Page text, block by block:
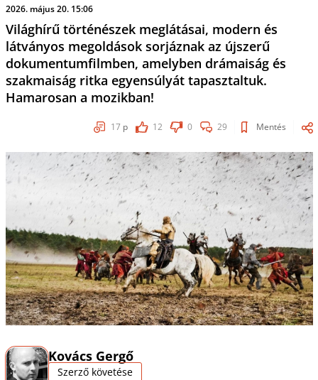
2026. május 20. 15:06
Világhírű történészek meglátásai, modern és
látványos megoldások sorjáznak az újszerű
dokumentumfilmben, amelyben drámaiság és
szakmaiság ritka egyensúlyát tapasztaltuk.
Hamarosan a mozikban!
17 p 12 0 29 Mentés
Kovács Gergő
Szerző követése